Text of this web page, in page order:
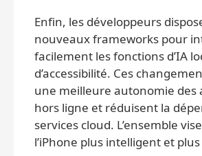
Enfin, les développeurs
nouveaux frameworks pour
facilement les fonctions d’IA
d’accessibilité. Ces
une meilleure autonomie des
hors ligne et réduisent la
services cloud. L’ensemble
l’iPhone plus intelligent et plus